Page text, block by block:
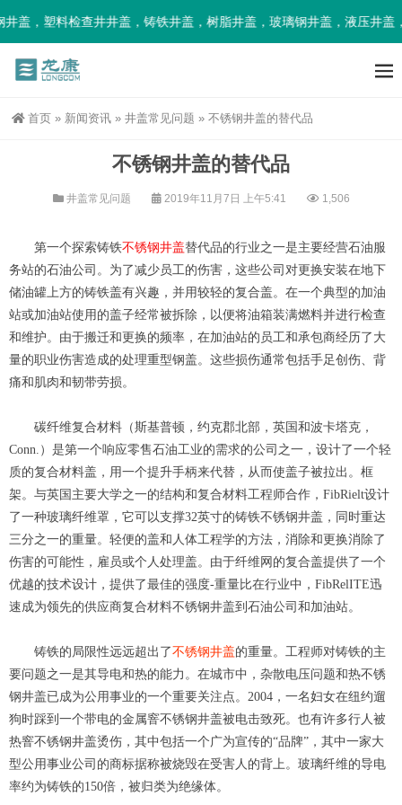
盖，塑料检查井井盖，铸铁井盖，树脂井盖，玻璃钢井盖，液压井盖
首页 » 新闻资讯 » 井盖常见问题 » 不锈钢井盖的替代品
不锈钢井盖的替代品
井盖常见问题 2019年11月7日 上午5:41 1,506
第一个探索铸铁不锈钢井盖替代品的行业之一是主要经营石油服
务站的石油公司。为了减少员工的伤害，这些公司对更换安装在地下
储油罐上方的铸铁盖有兴趣，并用较轻的复合盖。在一个典型的加油
站或加油站使用的盖子经常被拆除，以便将油箱装满燃料并进行检查
和维护。由于搬迁和更换的频率，在加油站的员工和承包商经历了大
量的职业伤害造成的处理重型钢盖。这些损伤通常包括手足创伤、背
痛和肌肉和韧带劳损。
碳纤维复合材料（斯基普顿，约克郡北部，英国和波卡塔克，
Conn.）是第一个响应零售石油工业的需求的公司之一，设计了一个轻
质的复合材料盖，用一个提升手柄来代替，从而使盖子被拉出。框
架。与英国主要大学之一的结构和复合材料工程师合作，FibRielt设计
了一种玻璃纤维罩，它可以支撑32英寸的铸铁不锈钢井盖，同时重达
三分之一的重量。轻便的盖和人体工程学的方法，消除和更换消除了
伤害的可能性，雇员或个人处理盖。由于纤维网的复合盖提供了一个
优越的技术设计，提供了最佳的强度-重量比在行业中，FibRelITE迅
速成为领先的供应商复合材料不锈钢井盖到石油公司和加油站。
铸铁的局限性远远超出了不锈钢井盖的重量。工程师对铸铁的主
要问题之一是其导电和热的能力。在城市中，杂散电压问题和热不锈
钢井盖已成为公用事业的一个重要关注点。2004，一名妇女在纽约遛
狗时踩到一个带电的金属窨不锈钢井盖被电击致死。也有许多行人被
热窨不锈钢井盖烫伤，其中包括一个广为宣传的“品牌”，其中一家大
型公用事业公司的商标据称被烧毁在受害人的背上。玻璃纤维的导电
率约为铸铁的150倍，被归类为绝缘体。